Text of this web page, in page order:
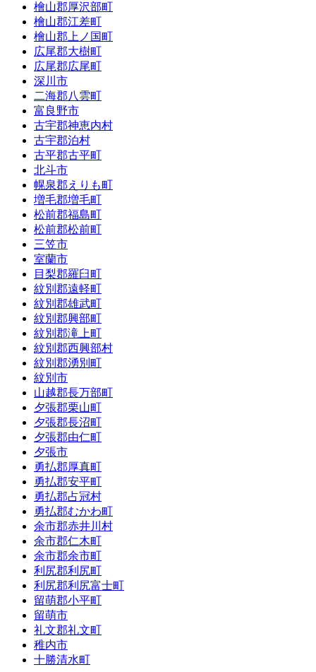
檜山郡厚沢部町
檜山郡江差町
檜山郡上ノ国町
広尾郡大樹町
広尾郡広尾町
深川市
二海郡八雲町
富良野市
古宇郡神恵内村
古宇郡泊村
古平郡古平町
北斗市
幌泉郡えりも町
増毛郡増毛町
松前郡福島町
松前郡松前町
三笠市
室蘭市
目梨郡羅臼町
紋別郡遠軽町
紋別郡雄武町
紋別郡興部町
紋別郡滝上町
紋別郡西興部村
紋別郡湧別町
紋別市
山越郡長万部町
夕張郡栗山町
夕張郡長沼町
夕張郡由仁町
夕張市
勇払郡厚真町
勇払郡安平町
勇払郡占冠村
勇払郡むかわ町
余市郡赤井川村
余市郡仁木町
余市郡余市町
利尻郡利尻町
利尻郡利尻富士町
留萌郡小平町
留萌市
礼文郡礼文町
稚内市
十勝清水町